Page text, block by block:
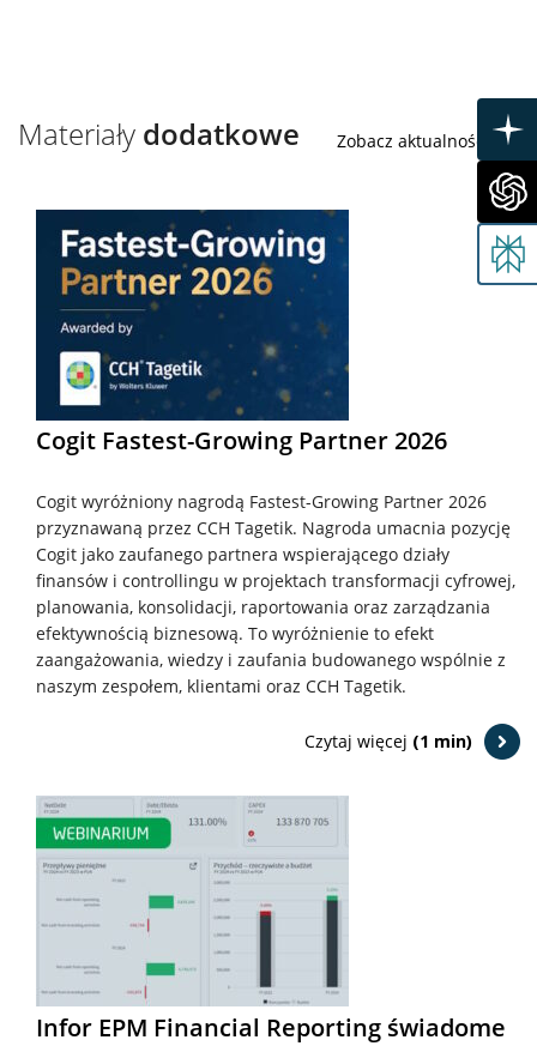
Materiały dodatkowe Zobacz aktualności
Cogit Fastest-Growing Partner 2026
Cogit wyróżniony nagrodą Fastest-Growing Partner 2026
przyznawaną przez CCH Tagetik. Nagroda umacnia pozycję
Cogit jako zaufanego partnera wspierającego działy
finansów i controllingu w projektach transformacji cyfrowej,
planowania, konsolidacji, raportowania oraz zarządzania
efektywnością biznesową. To wyróżnienie to efekt
zaangażowania, wiedzy i zaufania budowanego wspólnie z
naszym zespołem, klientami oraz CCH Tagetik.
Czytaj więcej (1 min)
Infor EPM Financial Reporting świadome